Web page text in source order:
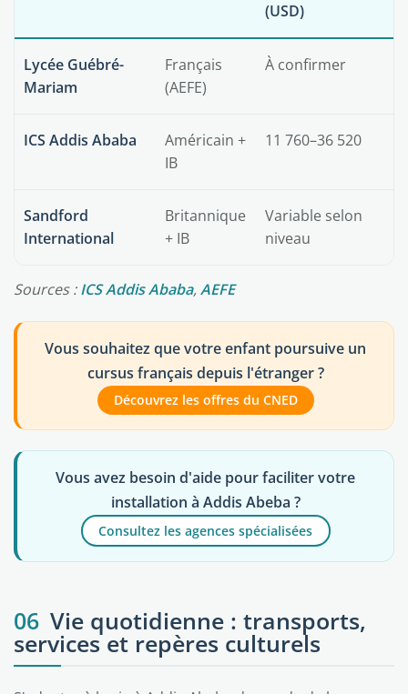
(USD)
Lycée Guébré-
Mariam
Français
(AEFE)
À confirmer
ICS Addis Ababa
Américain +
IB
11 760–36 520
Sandford
International
Britannique
+ IB
Variable selon
niveau
Sources :ICS Addis Ababa,AEFE
Vous souhaitez que votre enfant poursuive un
cursus français depuis l'étranger ?
Découvrez les offres du CNED
Vous avez besoin d'aide pour faciliter votre
installation à Addis Abeba ?
Consultez les agences spécialisées
06 Vie quotidienne : transports,
services et repères culturels